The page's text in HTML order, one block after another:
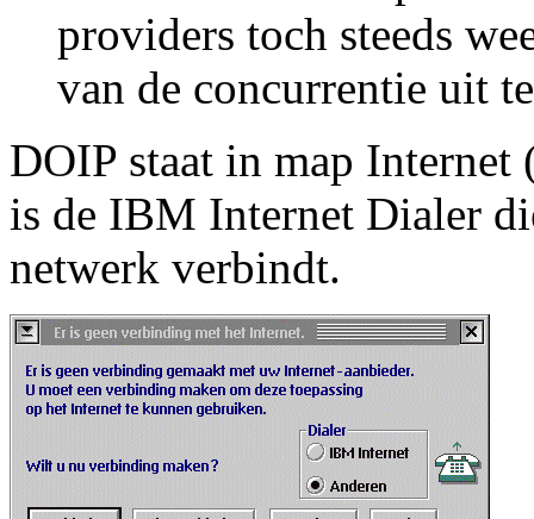
providers toch steeds
van de concurrentie uit
DOIP staat in map
is de IBM Internet Dialer
netwerk verbindt.